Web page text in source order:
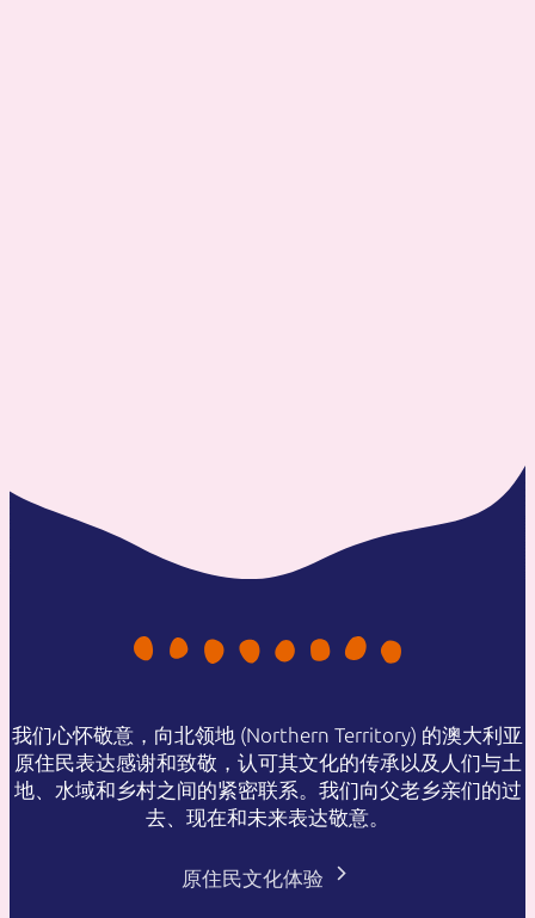
我们心怀敬意，向北领地 (Northern Territory) 的澳大利亚
原住民表达感谢和致敬，认可其文化的传承以及人们与土
地、水域和乡村之间的紧密联系。我们向父老乡亲们的过
去、现在和未来表达敬意。
原住民文化体验